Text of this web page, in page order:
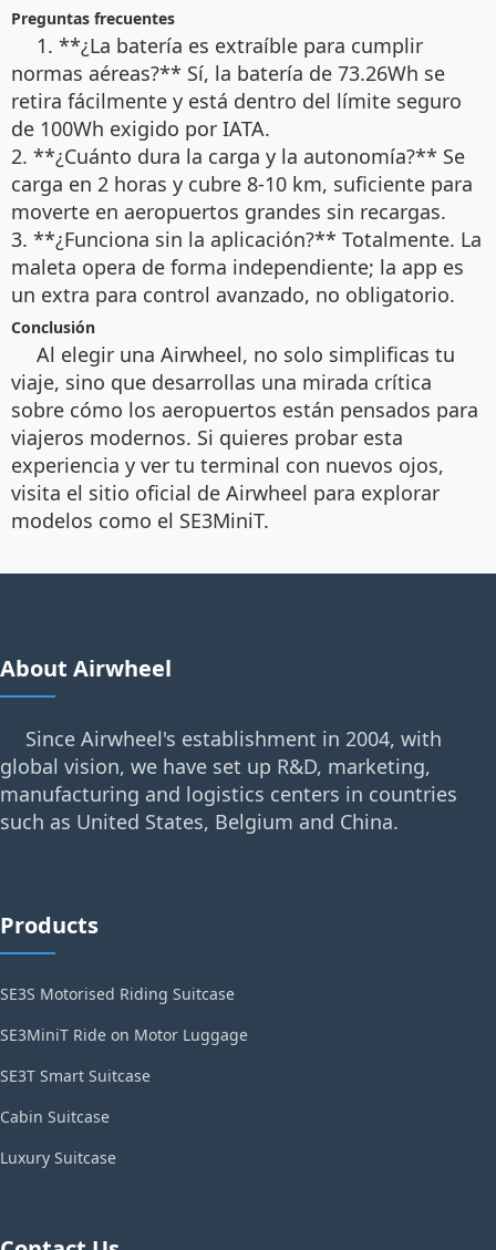
Preguntas frecuentes
1. **¿La batería es extraíble para cumplir
normas aéreas?** Sí, la batería de 73.26Wh se
retira fácilmente y está dentro del límite seguro
de 100Wh exigido por IATA.
2. **¿Cuánto dura la carga y la autonomía?** Se
carga en 2 horas y cubre 8-10 km, suficiente para
moverte en aeropuertos grandes sin recargas.
3. **¿Funciona sin la aplicación?** Totalmente. La
maleta opera de forma independiente; la app es
un extra para control avanzado, no obligatorio.
Conclusión
Al elegir una Airwheel, no solo simplificas tu
viaje, sino que desarrollas una mirada crítica
sobre cómo los aeropuertos están pensados para
viajeros modernos. Si quieres probar esta
experiencia y ver tu terminal con nuevos ojos,
visita el sitio oficial de Airwheel para explorar
modelos como el SE3MiniT.
About Airwheel
Since Airwheel's establishment in 2004, with
global vision, we have set up R&D, marketing,
manufacturing and logistics centers in countries
such as United States, Belgium and China.
Products
SE3S Motorised Riding Suitcase
SE3MiniT Ride on Motor Luggage
SE3T Smart Suitcase
Cabin Suitcase
Luxury Suitcase